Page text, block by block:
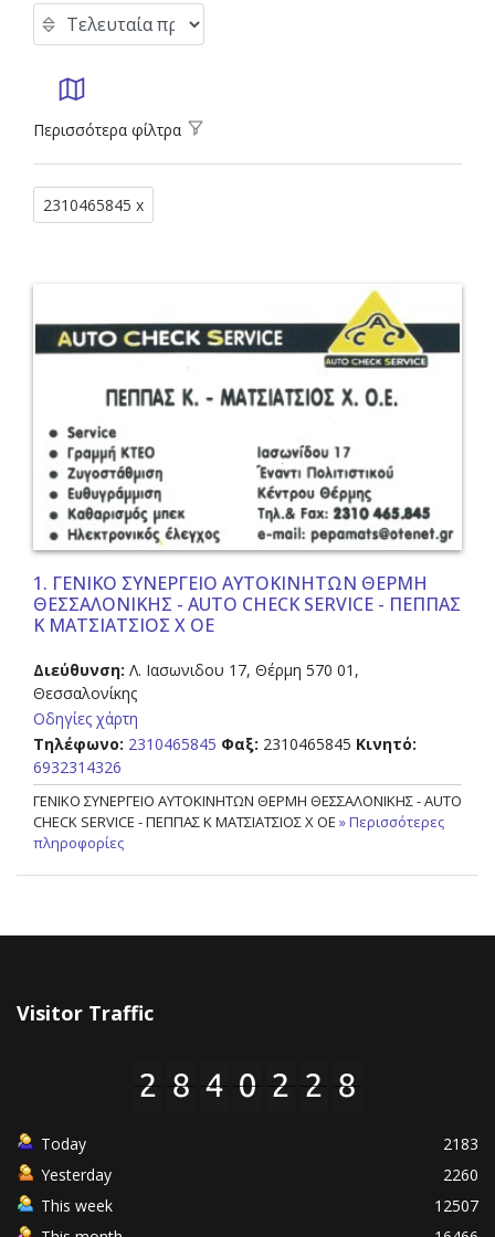
Περισσότερα φίλτρα
2310465845 x
1. ΓΕΝΙΚΟ ΣΥΝΕΡΓΕΙΟ ΑΥΤΟΚΙΝΗΤΩΝ ΘΕΡΜΗ
ΘΕΣΣΑΛΟΝΙΚΗΣ - AUTO CHECK SERVICE - ΠΕΠΠΑΣ
Κ ΜΑΤΣΙΑΤΣΙΟΣ Χ ΟΕ
Διεύθυνση: Λ. Ιασωνιδου 17, Θέρμη 570 01,
Θεσσαλονίκης
Οδηγίες χάρτη
Τηλέφωνο: 2310465845 Φαξ: 2310465845 Κινητό:
6932314326
ΓΕΝΙΚΟ ΣΥΝΕΡΓΕΙΟ ΑΥΤΟΚΙΝΗΤΩΝ ΘΕΡΜΗ ΘΕΣΣΑΛΟΝΙΚΗΣ - AUTO
CHECK SERVICE - ΠΕΠΠΑΣ Κ ΜΑΤΣΙΑΤΣΙΟΣ Χ ΟΕ » Περισσότερες
πληροφορίες
Visitor Traffic
Today
2183
Yesterday
2260
This week
12507